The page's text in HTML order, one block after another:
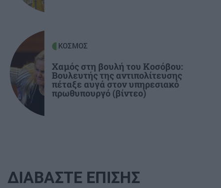
τροχαίο
ΚΟΣΜΟΣ
Χαμός στη βουλή του Κοσόβου:
Βουλευτής της αντιπολίτευσης
πέταξε αυγά στον υπηρεσιακό
πρωθυπουργό (βίντεο)
ΔΙΑΒΑΣΤΕ ΕΠΙΣΗΣ